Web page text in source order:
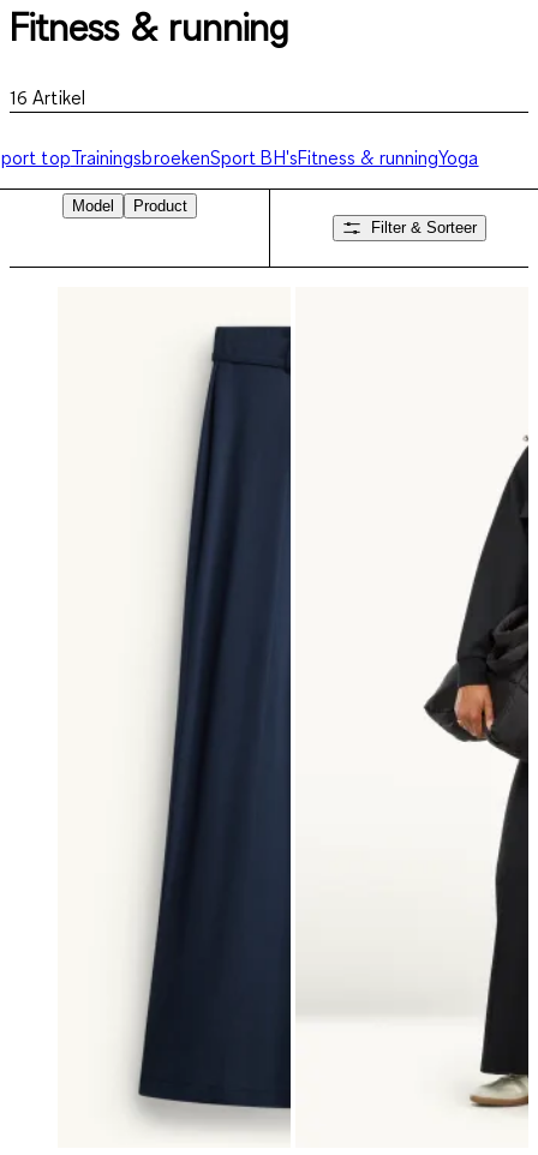
Fitness & running
16 Artikel
topTrainingsbroekenSport BH'sFitness & runningYoga
Model
Product
Filter & Sorteer